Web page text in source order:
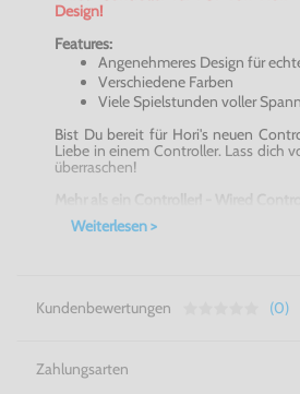
Design!
Features:
Angenehmeres Design für
Verschiedene Farben
Viele Spielstunden voller
Bist Du bereit für Hori'sneuen
Liebe in einem Controller. Lass dich
überraschen!
Weiterlesen >
Kundenbewertungen (0)
Zahlungsarten